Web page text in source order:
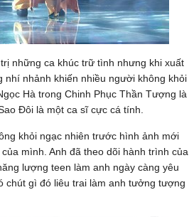
những ca khúc trữ tình nhưng khi xuất
nhảnh khiến nhiều người không khỏi
Hà trong Chinh Phục Thần Tượng là
Đôi là một ca sĩ cực cá tính.
khỏi ngạc nhiên trước hình ảnh mới
mình. Anh đã theo dõi hành trình của
lượng teen làm anh ngày càng yêu
chút gì đó liêu trai làm anh tưởng tượng